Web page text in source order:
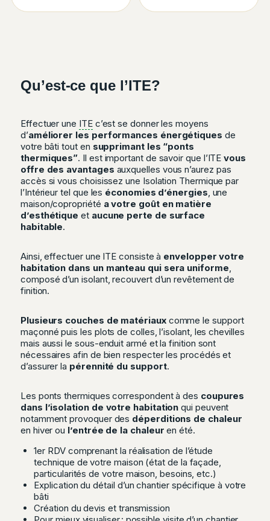
Qu’est-ce que l’ITE?
Effectuer une ITEc’est se donner les moyens
d’améliorer les performances énergétiques de
votre bâti tout en supprimant les “ponts
thermiques”. Il est important de savoir que l’ITE vous
offre des avantages auxquelles vous n’aurez pas
accès si vous choisissez une Isolation Thermique par
l’Intérieur tel que les économies d’énergies, une
maison/copropriété a votre goût en matière
d’esthétique et aucune perte de surface
habitable.
Ainsi, effectuer une ITE consiste à envelopper votre
habitation dans un manteau qui sera uniforme,
composé d’un isolant, recouvert d’un revêtement de
finition.
Plusieurs couches de matériaux comme le support
maçonné puis les plots de colles, l’isolant, les chevilles
mais aussi le sous-enduit armé et la finition sont
nécessaires afin de bien respecter les procédés et
d’assurer la pérennité du support.
Les ponts thermiques correspondent à des coupures
dans l’isolation de votre habitation qui peuvent
notamment provoquer des déperditions de chaleur
en hiver ou l’entrée de la chaleur en été.
1er RDV comprenant la réalisation de l’étude
technique de votre maison (état de la façade,
particularités de votre maison, besoins, etc.)
Explication du détail d’un chantier spécifique à votre
bâti
Création du devis et transmission